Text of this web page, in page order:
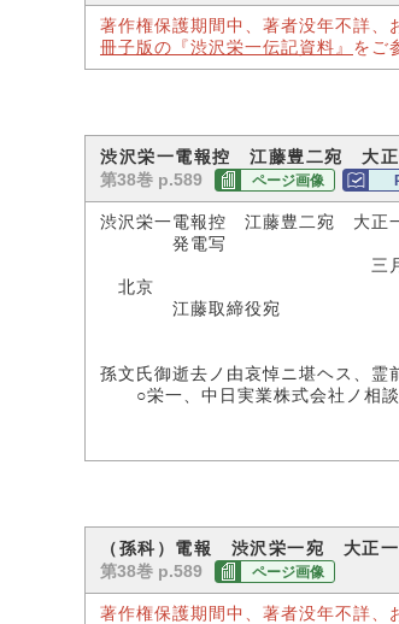
著作権保護期間中、著者没年不詳、
冊子版の『渋沢栄一伝記資料』 をご
渋沢栄一電報控 江藤豊二宛 大正
第38巻 p.589
ページ画像
渋沢栄一電報控 江藤豊二宛 大正
発電写
三月十二日午後
北京
江藤取締役宛
東
渋沢
孫文氏御逝去ノ由哀悼ニ堪ヘス、霊
○栄一、中日実業株式会社ノ相談
（孫科）電報 渋沢栄一宛 大正一
第38巻 p.589
ページ画像
著作権保護期間中、著者没年不詳、